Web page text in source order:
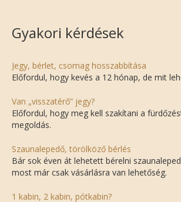
Gyakori kérdések
Jegy, bérlet, csomag hosszabbítása
Előfordul, hogy kevés a 12 hónap, de mit
Van „visszatérő” jegy?
Előfordul, hogy meg kell szakítani a
megoldás.
Szaunalepedő, törölköző bérlés
Bár sok éven át lehetett bérelni
most már csak vásárlásra van lehetőség.
1 kabin, 2 kabin, pótkabin?